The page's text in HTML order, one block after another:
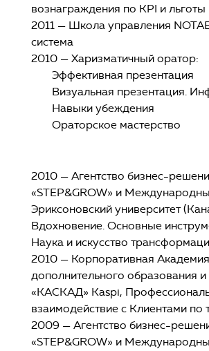
вознаграждения по KPI и льготы
2011 — Школа управления
система
2010 — Харизматичный оратор:
Эффективная презентация
Визуальная презентация.
Навыки убеждения
Ораторское мастерство
2010 — Агентство бизнес-
«STEP&GROW» и
Эриксоновский университет
Вдохновение. Основные
Наука и искусство
2010 — Корпоративная Академия
дополнительного образования и
«КАСКАД» Kaspi,
взаимодействие с Клиентами по
2009 — Агентство бизнес-
«STEP&GROW» и